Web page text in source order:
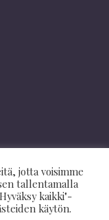
jotta voisimme
tallentamalla
kaikki"-
käytön.